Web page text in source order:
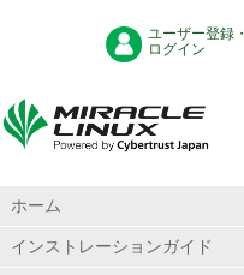
ユーザー登録・
ログイン
ホーム
インストレーションガイド